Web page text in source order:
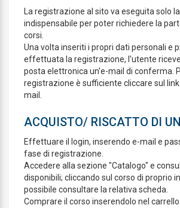
La registrazione al sito va eseguita solo
indispensabile per poter richiedere la
corsi.
Una volta inseriti i propri dati personali e
effettuata la registrazione, l'utente
posta elettronica un'e-mail di conferma.
registrazione è sufficiente cliccare sul
mail.
ACQUISTO/ RISCATTO DI
Effettuare il login, inserendo e-mail e
fase di registrazione.
Accedere alla sezione "Catalogo" e
disponibili; cliccando sul corso di proprio
possibile consultare la relativa scheda.
Comprare il corso inserendolo nel